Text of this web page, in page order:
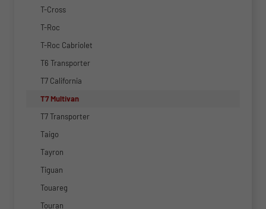
T-Cross
T-Roc
T-Roc Cabriolet
T6 Transporter
T7 California
T7 Multivan
T7 Transporter
Taigo
Tayron
Tiguan
Touareg
Touran